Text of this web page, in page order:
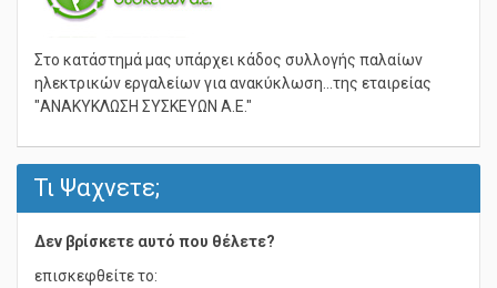
Στο κατάστημά μας υπάρχει κάδος συλλογής παλαίων
ηλεκτρικών εργαλείων για ανακύκλωση...της εταιρείας
"ΑΝΑΚΥΚΛΩΣΗ ΣΥΣΚΕΥΩΝ Α.Ε."
Τι Ψαχνετε;
Δεν βρίσκετε αυτό που θέλετε?
επισκεφθείτε το: